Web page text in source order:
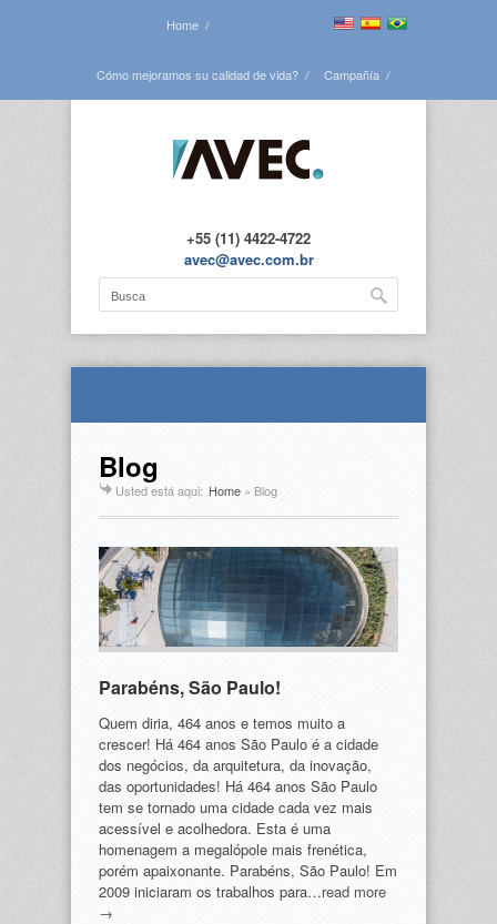
Home
Cómo mejoramos su calidad de vida? Campañía
+55 (11) 4422-4722
avec@avec.com.br
Blog
Usted está aqui: Home » Blog
Parabéns, São Paulo!
Quem diria, 464 anos e temos muito a
crescer! Há 464 anos São Paulo é a cidade
dos negócios, da arquitetura, da inovação,
das oportunidades! Há 464 anos São Paulo
tem se tornado uma cidade cada vez mais
acessível e acolhedora. Esta é uma
homenagem a megalópole mais frenética,
porém apaixonante. Parabéns, São Paulo! Em
2009 iniciaram os trabalhos para…read more
→